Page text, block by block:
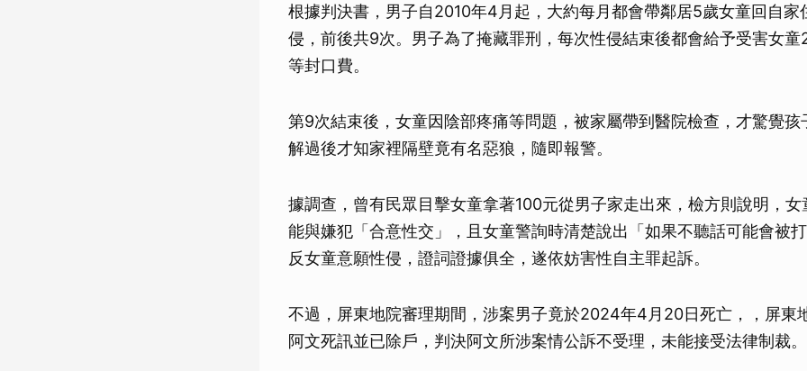
根據判決書，男子自2010年4月起，大約每月都會帶鄰居5歲女童回自家
侵，前後共9次。男子為了掩藏罪刑，每次性侵結束後都會給予受害女
等封口費。
第9次結束後，女童因陰部疼痛等問題，被家屬帶到醫院檢查，才驚覺孩
解過後才知家裡隔壁竟有名惡狼，隨即報警。
據調查，曾有民眾目擊女童拿著100元從男子家走出來，檢方則說明，
能與嫌犯「合意性交」，且女童警詢時清楚說出「如果不聽話可能會被
反女童意願性侵，證詞證據俱全，遂依妨害性自主罪起訴。
不過，屏東地院審理期間，涉案男子竟於2024年4月20日死亡，，屏東
阿文死訊並已除戶，判決阿文所涉案情公訴不受理，未能接受法律制裁。